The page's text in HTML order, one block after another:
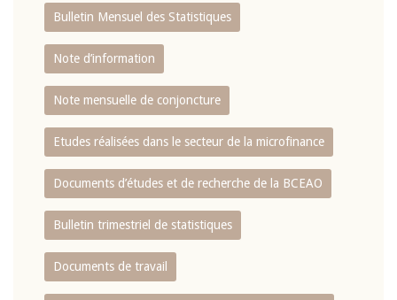
Bulletin Mensuel des Statistiques
Note d’information
Note mensuelle de conjoncture
Etudes réalisées dans le secteur de la microfinance
Documents d’études et de recherche de la BCEAO
Bulletin trimestriel de statistiques
Documents de travail